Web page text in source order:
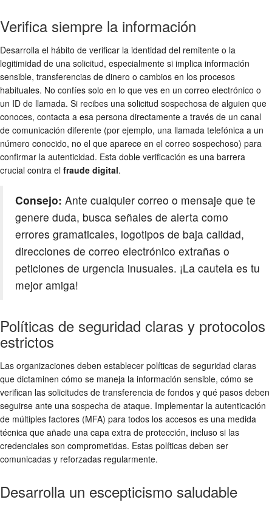
Verifica siempre la información
Desarrolla el hábito de verificar la identidad del remitente o la
legitimidad de una solicitud, especialmente si implica información
sensible, transferencias de dinero o cambios en los procesos
habituales. No confíes solo en lo que ves en un correo electrónico o
un ID de llamada. Si recibes una solicitud sospechosa de alguien que
conoces, contacta a esa persona directamente a través de un canal
de comunicación diferente (por ejemplo, una llamada telefónica a un
número conocido, no el que aparece en el correo sospechoso) para
confirmar la autenticidad. Esta doble verificación es una barrera
crucial contra el fraude digital.
Consejo: Ante cualquier correo o mensaje que te
genere duda, busca señales de alerta como
errores gramaticales, logotipos de baja calidad,
direcciones de correo electrónico extrañas o
peticiones de urgencia inusuales. ¡La cautela es tu
mejor amiga!
Políticas de seguridad claras y protocolos
estrictos
Las organizaciones deben establecer políticas de seguridad claras
que dictaminen cómo se maneja la información sensible, cómo se
verifican las solicitudes de transferencia de fondos y qué pasos deben
seguirse ante una sospecha de ataque. Implementar la autenticación
de múltiples factores (MFA) para todos los accesos es una medida
técnica que añade una capa extra de protección, incluso si las
credenciales son comprometidas. Estas políticas deben ser
comunicadas y reforzadas regularmente.
Desarrolla un escepticismo saludable